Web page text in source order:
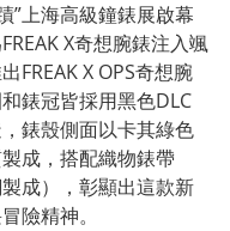
”上海高級鐘錶展啟幕
X奇想腕錶注入颯
FREAK X OPS奇想腕
錶冠皆採用黑色DLC
錶殼側面以卡其綠色
成，搭配織物錶帶
製成），彰顯出這款新
險精神。